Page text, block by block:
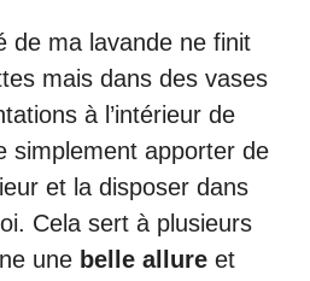
de ma lavande ne finit
mais dans des vases
à l’intérieur de
simplement apporter de
et la disposer dans
Cela sert à plusieurs
une belle allure et